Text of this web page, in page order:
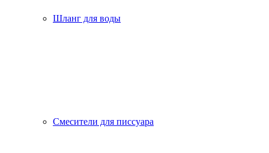
Шланг для воды
Смесители для писсуара